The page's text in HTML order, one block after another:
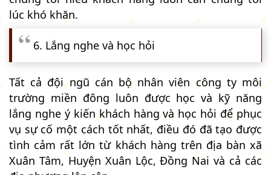
lúc khó khăn.
6. Lắng nghe và học hỏi
Tất cả đội ngũ cán bộ nhân viên công ty môi
trường miền đông luôn được học và kỹ năng
lắng nghe ý kiến khách hàng và học hỏi để phục
vụ sự cố một cách tốt nhất, điều đó đã tạo được
tình cảm rất lớn từ khách hàng trên địa bàn xã
Xuân Tâm, Huyện Xuân Lộc, Đồng Nai và cả các